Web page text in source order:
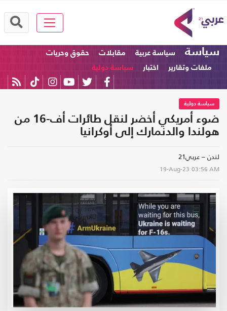
سياسة سياسة عربية مقابلات
حقوق وحريات
ملفات وتقارير
اختبار سياسة دولية
سياسة دولية
ضوء أمريكي أخضر لنقل طائرات أف-16 من
هولندا والدنمارك إلى أوكرانيا
لندن – عربي21
19-Aug-23 03:56 AM